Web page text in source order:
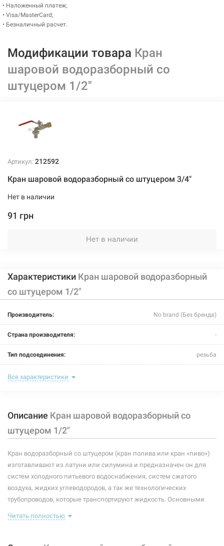
• Наложенный платеж;
• Visa/MasterCard;
• Безналичный расчет.
Модификации товара Кран
шаровой водоразборный со
штуцером 1/2"
Артикул: 212592
Кран шаровой водоразборный со штуцером 3/4"
Нет в наличии
91 грн
Нет в наличии
Характеристики Кран шаровой водоразборный
со штуцером 1/2"
Производитель: No brand (Без бренда)
Страна производителя: -
Тип подсоединения: резьба
Номинальное давление:
Рабочая среда: жидкая неагрессивная
Цвет управляющего элемента:
Тип управляющего элемента: ручка флажкового типа
Материал корпусных деталей: латунь CW617N
Материал управляющего элемента:
Все характеристики
Описание Кран шаровой водоразборный со
штуцером 1/2"
Кран водоразборный со штуцером (кран полива или кран «пиво»)
изготавливают из латуни или силумина и предназначен он для
систем холодного питьевого водоснабжения, систем сжатого
воздуха, жидких углеводородов, а так же технологических
трубопроводов, которые транспортируют жидкость. Основными
некоторых производителей таких кранов есть насечка на резьбе,
Читать полностью